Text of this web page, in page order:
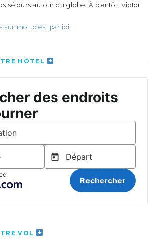
séjours autour du globe. À bientôt. Victor
sur moi, c'est par ici.
HÔTEL
VOL